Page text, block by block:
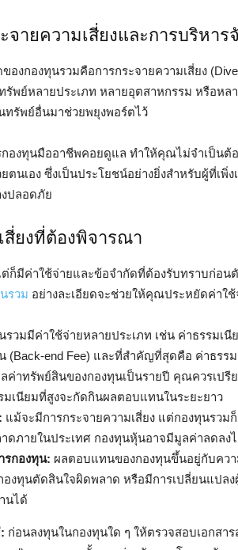
จายความเสี่ยงและการบริหา
งกองทุนรวมคือการกระจายความเสี่ยง
รัพย์หลายประเภท หลายอุตสาหกรรม หรือหล
รัพย์อื่นมาช่วยพยุงพอร์ตไว้
องทุนมืออาชีพคอยดูแล ทำให้คุณไม่จำเป็นต้อ
ตนเอง ซึ่งเป็นประโยชน์อย่างยิ่งสำหรับผู้ที่เพิ่
งปลอดภัย
ยงที่ต้องพิจารณา
ก็มีค่าใช้จ่ายและข้อจำกัดที่ต้องรับทราบก่อน
รวม อย่างละเอียดจะช่วยให้คุณประหยัดค่าใ
รวมมีค่าใช้จ่ายหลายประเภท เช่น ค่าธรรมเนี
(Back-end Fee) และที่สำคัญที่สุดคือ ค่าธรรม
ค่าทรัพย์สินของกองทุนเป็นรายปี คุณควรเปรี
มเนียมที่สูงจะกัดกินผลตอบแทนในระยะยาว
แม้จะมีการกระจายความเสี่ยง แต่กองทุนรว
ดภายในประเทศ กองทุนหุ้นอาจมีมูลค่าลดลงไ
รกองทุน: ผลตอบแทนของกองทุนขึ้นอยู่กับคว
งทุนตัดสินใจผิดพลาด หรือมีการเปลี่ยนแปล
นได้
ก่อนลงทุนในกองทุนใด ๆ ให้ตรวจสอบเอกสา